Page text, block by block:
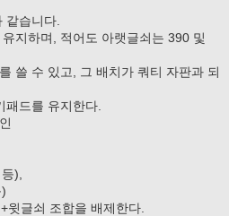
습니다.
지하며, 적어도 아랫글쇠는 390 및
쓸 수 있고, 그 배치가 쿼티 자판과 되
드를 유지한다.
),
윗글쇠 조합을 배제한다.